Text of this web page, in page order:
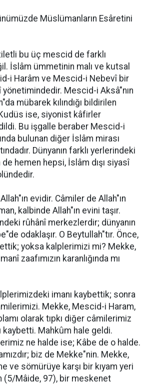
Müslümanların Esâretini
bu üç mescid de farklı
İslâm ümmetinin malı ve kutsal
i Harâm ve Mescid-i Nebevî bir
Mescid-i Aksâ"nın
mübarek kılındığı bildirilen
ise, siyonist kâfirler
Bu işgalle beraber Mescid-i
bulunan diğer İslâm mirası
Dünyanın farklı yerlerindeki
hemen hepsi, İslâm dışı siyasî
evidir. Câmiler de Allah"ın
kalbinde Allah"ın evini taşır.
rûhânî merkezlerdir; dünyanın
odaklaşır. O Beytullah"tır. Önce,
yoksa kalplerimizi mi? Mekke,
zaafımızın karanlığında mı
imanı kaybettik; sonra
Mekke, Mescid-i Haram,
olarak tıpkı diğer câmilerimiz
Mahkûm hale geldi.
ne halde ise; Kâbe de o halde.
biz de Mekke"nin. Mekke,
ve sömürüye karşı bir kıyam yeri
(5/Mâide, 97), bir meskenet